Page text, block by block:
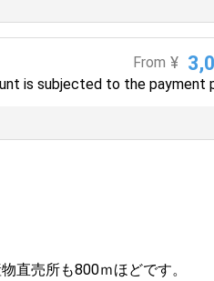
From ¥
is subjected to the payment
直売所も800ｍほどです。